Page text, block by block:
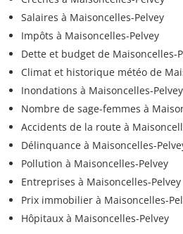
Salaires à Maisoncelles-Pelvey
Impôts à Maisoncelles-Pelvey
Dette et budget de Maisoncelles-
Climat et historique météo de
Inondations à Maisoncelles-Pelvey
Nombre de sage-femmes à
Accidents de la route à
Délinquance à Maisoncelles-
Pollution à Maisoncelles-Pelvey
Entreprises à Maisoncelles-Pelvey
Prix immobilier à Maisoncelles-
Hôpitaux à Maisoncelles-Pelvey